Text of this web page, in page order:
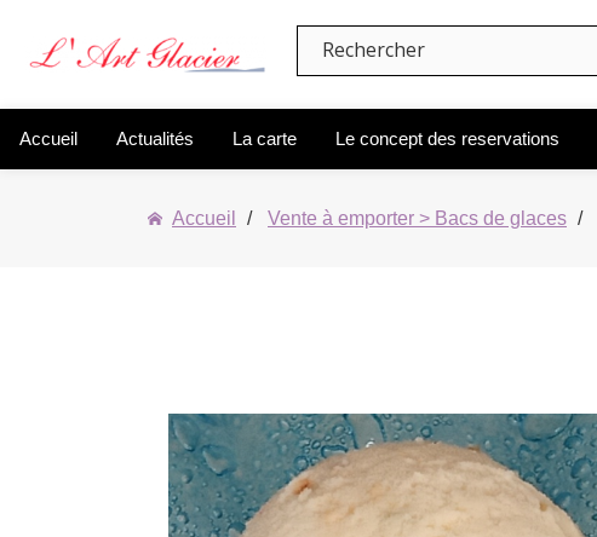
Accueil Actualités La carte Le concept des reservations
Accueil Vente à emporter > Bacs de glaces